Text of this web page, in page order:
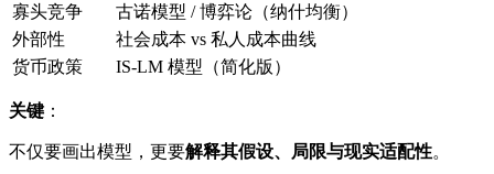
寡头竞争
古诺模型 / 博弈论（纳什均衡）
外部性
社会成本 vs 私人成本曲线
货币政策
IS-LM 模型（简化版）
关键 ：
不仅要画出模型，更要解释其假设、局限与现实适配性。